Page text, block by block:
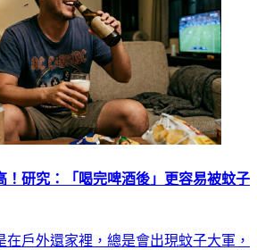
！研究：「喝完啤酒後」更容易被蚊子
在戶外還家裡，總是會出現蚊子大軍，